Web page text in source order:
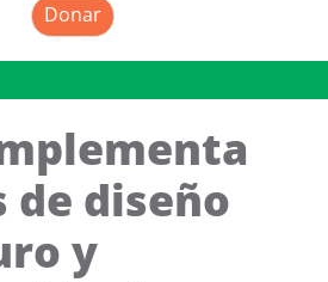
Donar
de diseño
y